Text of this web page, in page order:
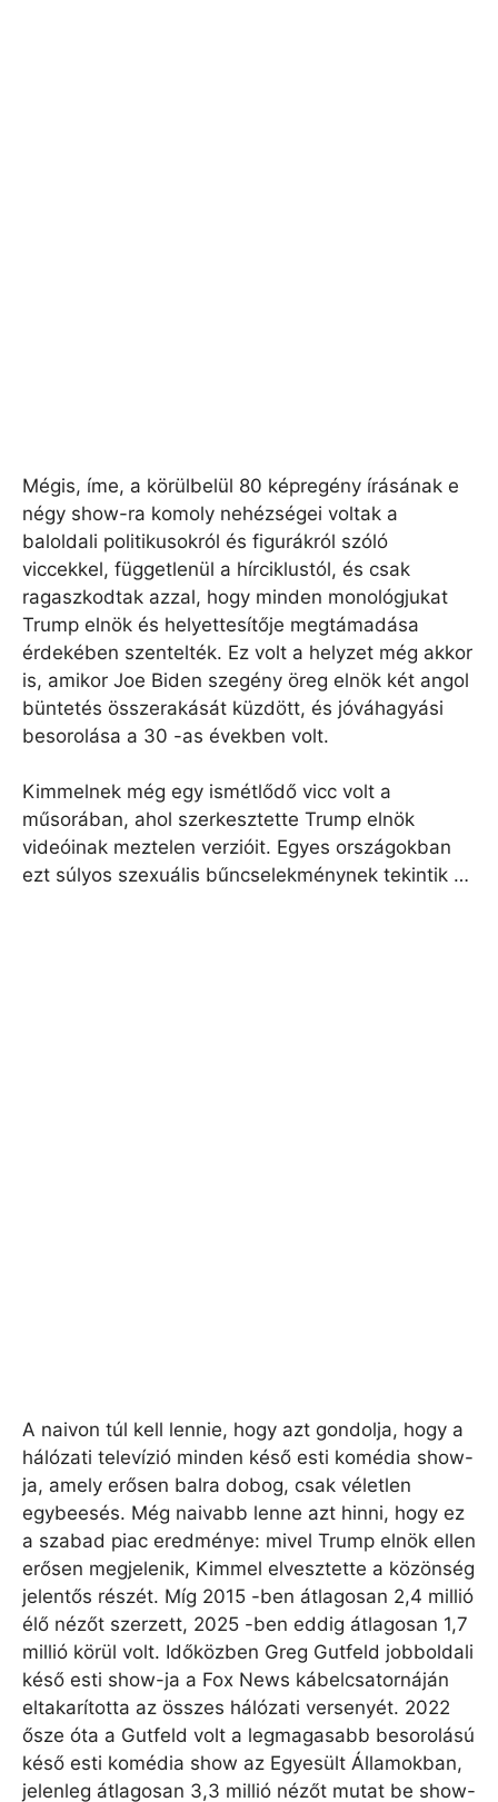
Mégis, íme, a körülbelül 80 képregény írásának e
négy show-ra komoly nehézségei voltak a
baloldali politikusokról és figurákról szóló
viccekkel, függetlenül a hírciklustól, és csak
ragaszkodtak azzal, hogy minden monológjukat
Trump elnök és helyettesítője megtámadása
érdekében szentelték. Ez volt a helyzet még akkor
is, amikor Joe Biden szegény öreg elnök két angol
büntetés összerakását küzdött, és jóváhagyási
besorolása a 30 -as években volt.
Kimmelnek még egy ismétlődő vicc volt a
műsorában, ahol szerkesztette Trump elnök
videóinak meztelen verzióit. Egyes országokban
ezt súlyos szexuális bűncselekménynek tekintik …
A naivon túl kell lennie, hogy azt gondolja, hogy a
hálózati televízió minden késő esti komédia show-
ja, amely erősen balra dobog, csak véletlen
egybeesés. Még naivabb lenne azt hinni, hogy ez
a szabad piac eredménye: mivel Trump elnök ellen
erősen megjelenik, Kimmel elvesztette a közönség
jelentős részét. Míg 2015 -ben átlagosan 2,4 millió
élő nézőt szerzett, 2025 -ben eddig átlagosan 1,7
millió körül volt. Időközben Greg Gutfeld jobboldali
késő esti show-ja a Fox News kábelcsatornáján
eltakarította az összes hálózati versenyét. 2022
ősze óta a Gutfeld volt a legmagasabb besorolású
késő esti komédia show az Egyesült Államokban,
jelenleg átlagosan 3,3 millió nézőt mutat be show-